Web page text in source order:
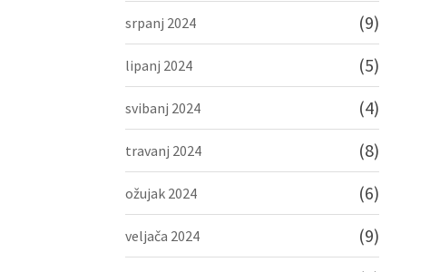
srpanj 2024 (9)
lipanj 2024 (5)
svibanj 2024 (4)
travanj 2024 (8)
ožujak 2024 (6)
veljača 2024 (9)